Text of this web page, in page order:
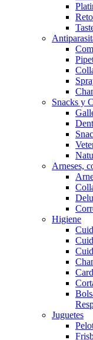
Snacks y
Arneses,
Higiene
Juguetes